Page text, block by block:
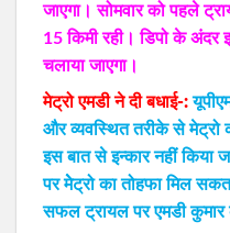
जाएगा। सोमवार को पहले
15 किमी रही। डिपो के अंदर
चलाया जाएगा।
मेट्रो एमडी ने दी बधाई-:
और व्यवस्थित तरीके से मेट्रो
इस बात से इन्कार नहीं किया
पर मेेट्रो का तोहफा मिल
सफल ट्रायल पर एमडी कुमार